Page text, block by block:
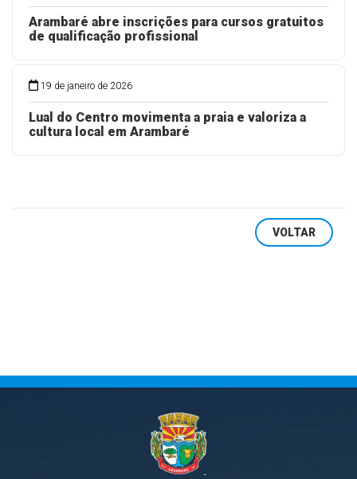
Arambaré abre inscrições para cursos gratuitos
de qualificação profissional
19 de janeiro de 2026
Lual do Centro movimenta a praia e valoriza a
cultura local em Arambaré
VOLTAR